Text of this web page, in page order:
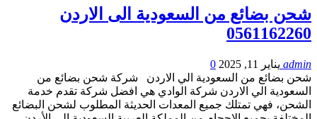
شحن بضائع من السعودية الى الاردن
0561162260
admin يناير 11, 2025
0
شحن بضائع من السعودية الي الاردن شركة شحن بضائع من
السعودية الي الاردن شركة الوادي هي افضل شركة تقدم خدمة
الشحن، فهي تمتلك جميع المعدات الحديثة المطلوب لشحن البضائع